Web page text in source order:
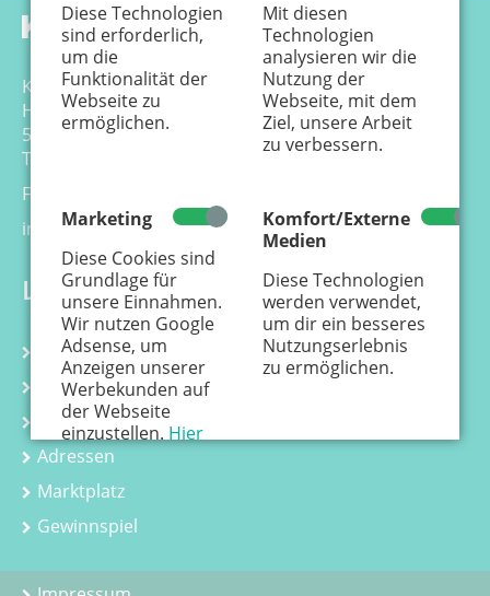
Diese Technologien
sind erforderlich,
um die
Funktionalität der
Webseite zu
ermöglichen.
Mit diesen
Technologien
analysieren wir die
Nutzung der
Webseite, mit dem
Ziel, unsere Arbeit
zu verbessern.
Marketing
Diese Cookies sind
Grundlage für
unsere Einnahmen.
Wir nutzen Google
Adsense, um
Anzeigen unserer
Werbekunden auf
der Webseite
einzustellen.Hier
erfährst Du, wie
personenbezogene
Daten zur
Personalisierung
von Anzeigen
Komfort/Externe
Medien
Diese Technologien
werden verwendet,
um dir ein besseres
Nutzungserlebnis
zu ermöglichen.
Känguru Colonia Verlag GmbH
Hansemannstr. 17-21
50823 Köln
Tel. 0221 - 99 88 21 - 0
Fax 0221 - 99 88 21 - 99
info@kaenguru-online.de
Links
Kalender
Kurse
Kindergeburtstag
Adressen
Marktplatz
Gewinnspiel